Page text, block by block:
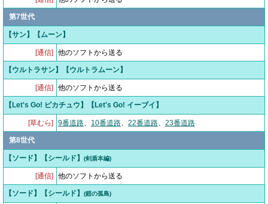
第7世代
【サン】【ムーン】
[通信] 他のソフトから送る
【ウルトラサン】【ウルトラムーン】
[通信] 他のソフトから送る
【Let's Go! ピカチュウ】【Let's Go! イーブイ】
[草むら] 9番道路、 10番道路、 22番道路、 23番道路
第8世代
【ソード】【シールド】 (剣盾本編)
[通信] 他のソフトから送る
【ソード】【シールド】 (鎧の孤島)